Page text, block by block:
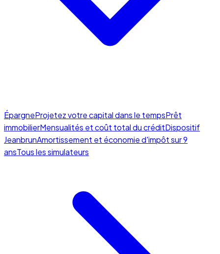
ÉpargneProjetez votre capital dans le tempsPrêt
immobilierMensualités et coût total du créditDispositif
JeanbrunAmortissement et économie d'impôt sur 9
ansTous les simulateurs